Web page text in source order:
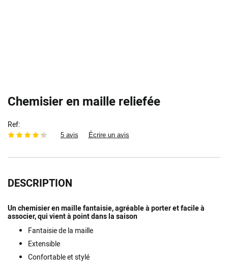
Chemisier en maille reliefée
Ref
5 avis Écrire un avis
DESCRIPTION
Un chemisier en maille fantaisie, agréable à porter et facile à
associer, qui vient à point dans la saison
Fantaisie de la maille
Extensible
Confortable et stylé